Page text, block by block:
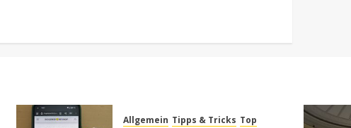
Allgemein Tipps & Tricks Top